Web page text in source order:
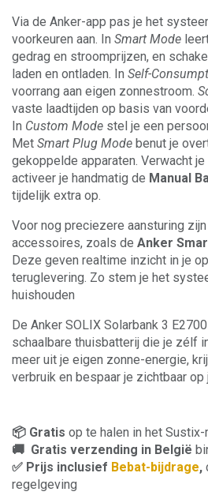
Via de Anker-app pas je het
voorkeuren aan. In Smart Mode
gedrag en stroomprijzen, en
laden en ontladen. In Self-
voorrang aan eigen zonnestroom.
vaste laadtijden op basis van
In Custom Mode stel je een
Met Smart Plug Mode benut je
gekoppelde apparaten. Verwacht
activeer je handmatig de Manual
tijdelijk extra op.
Voor nog preciezere aansturing
accessoires, zoals de Anker
Deze geven realtime inzicht in je
teruglevering. Zo stem je het
huishouden
De Anker SOLIX Solarbank 3
schaalbare thuisbatterij die je zélf
meer uit je eigen zonne-energie,
verbruik en bespaar je zichtbaar
📦 Gratis op te halen in het
🚚 Gratis verzending in België
✅ Prijs inclusief Bebat-bijdrage,
regelgeving